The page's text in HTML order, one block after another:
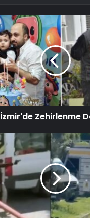
İzmir'de Zehirlenme